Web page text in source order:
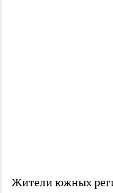
Жители южных